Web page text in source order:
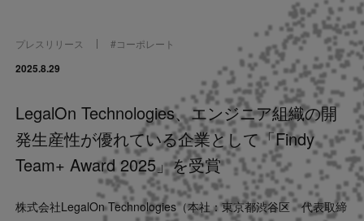
Service
News
Recruit
LegalOn Now
プレスリリース #コーポレート
2025.8.29
LegalOn Technologies、エンジニア組織の開
発生産性が優れている企業として「Findy
Team+ Award 2025」を受賞
株式会社LegalOn Technologies（本社：東京都渋谷区 代表取締